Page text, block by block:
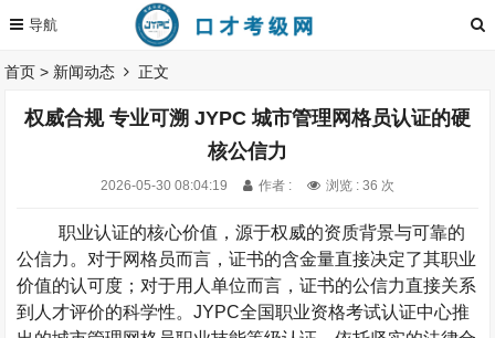
首页 > 新闻动态 正文
权威合规 专业可溯 JYPC 城市管理网格员认证的硬
核公信力
2026-05-30 08:04:19 作者 : 浏览 : 36 次
职业认证的核心价值，源于权威的资质背景与可靠的
公信力。对于网格员而言，证书的含金量直接决定了其职业
价值的认可度；对于用人单位而言，证书的公信力直接关系
到人才评价的科学性。JYPC全国职业资格考试认证中心推